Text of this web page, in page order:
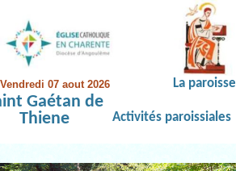
Vendredi 07 aout 2026
Gaétan de
Thiene
La paroisse
Activités paroissiales